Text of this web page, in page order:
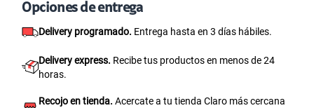
Opciones de entrega
Delivery programado. Entrega hasta en 3 días hábiles.
Delivery express. Recibe tus productos en menos de 24
horas.
Recojo en tienda. Acercate a tu tienda Claro más cercana